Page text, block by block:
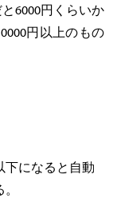
6000円くらいか
円以上のもの
下になると自動